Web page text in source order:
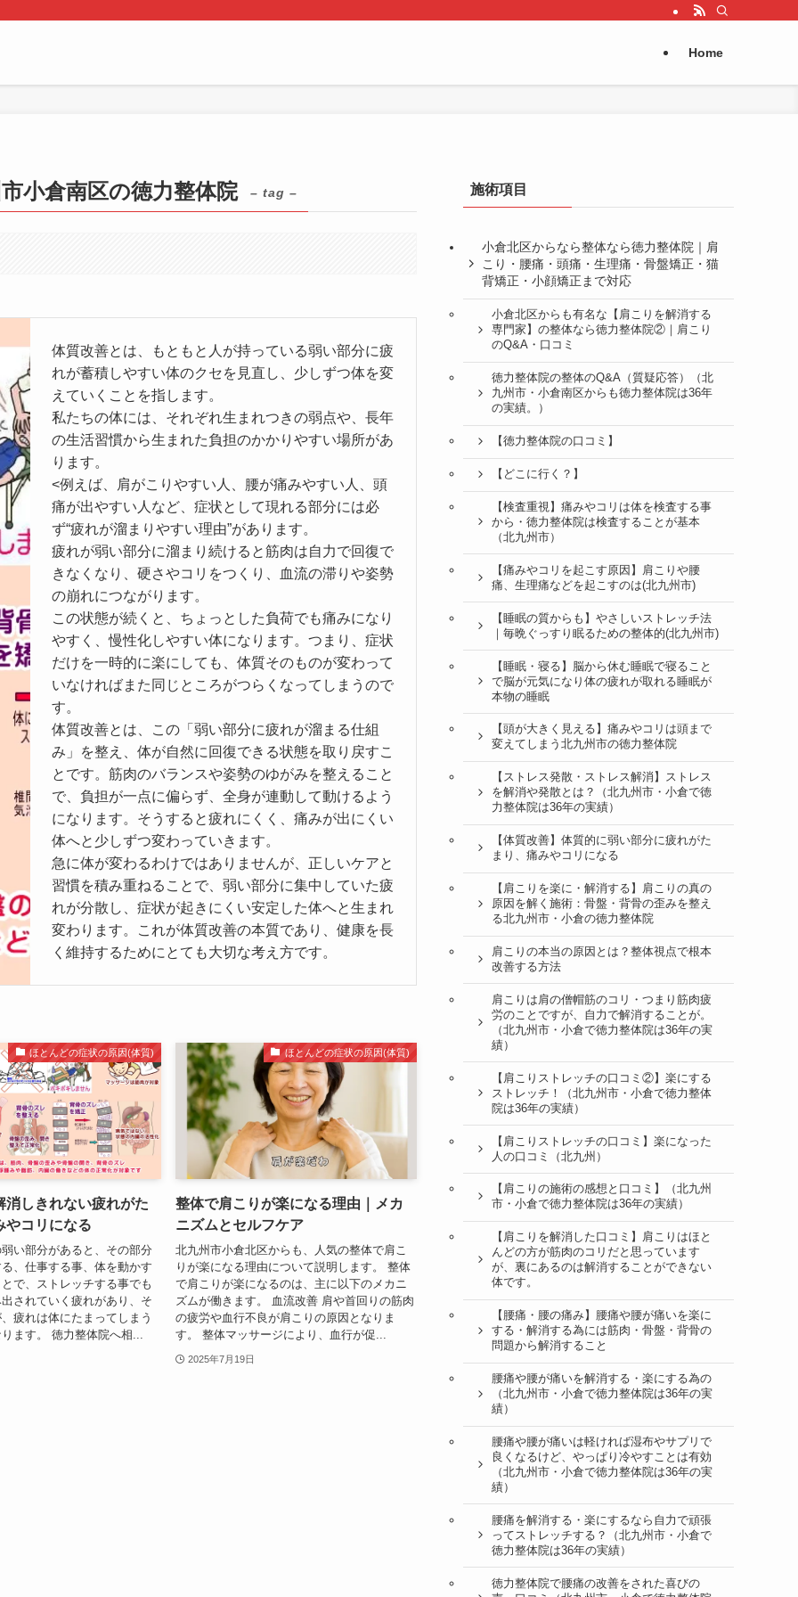
Home
小倉南区の徳力整体院 – tag –
体質改善とは、もともと人が持っている弱い部分に疲
れが蓄積しやすい体のクセを見直し、少しずつ体を変
えていくことを指します。
私たちの体には、それぞれ生まれつきの弱点や、長年
の生活習慣から生まれた負担のかかりやすい場所があ
ります。
<例えば、肩がこりやすい人、腰が痛みやすい人、頭
痛が出やすい人など、症状として現れる部分には必
ず“疲れが溜まりやすい理由”があります。
疲れが弱い部分に溜まり続けると筋肉は自力で回復で
きなくなり、硬さやコリをつくり、血流の滞りや姿勢
の崩れにつながります。
この状態が続くと、ちょっとした負荷でも痛みになり
やすく、慢性化しやすい体になります。つまり、症状
だけを一時的に楽にしても、体質そのものが変わって
いなければまた同じところがつらくなってしまうので
す。
体質改善とは、この「弱い部分に疲れが溜まる仕組
み」を整え、体が自然に回復できる状態を取り戻すこ
とです。筋肉のバランスや姿勢のゆがみを整えること
で、負担が一点に偏らず、全身が連動して動けるよう
になります。そうすると疲れにくく、痛みが出にくい
体へと少しずつ変わっていきます。
急に体が変わるわけではありませんが、正しいケアと
習慣を積み重ねることで、弱い部分に集中していた疲
れが分散し、症状が起きにくい安定した体へと生まれ
変わります。これが体質改善の本質であり、健康を長
く維持するためにとても大切な考え方です。
ほとんどの症状の原因(体質)
消しきれない疲れがた
やコリになる
い部分があると、その部分
、仕事する事、体を動かす
で、ストレッチする事でも
されていく疲れがあり、そ
疲れは体にたまってしまう
ます。 徳力整体院へ相...
ほとんどの症状の原因(体質)
整体で肩こりが楽になる理由｜メカ
ニズムとセルフケア
北九州市小倉北区からも、人気の整体で肩こ
りが楽になる理由について説明します。 整体
で肩こりが楽になるのは、主に以下のメカニ
ズムが働きます。 血流改善 肩や首回りの筋肉
の疲労や血行不良が肩こりの原因となりま
す。 整体マッサージにより、血行が促...
2025年7月19日
施術項目
小倉北区からなら整体なら徳力整体院｜肩
こり・腰痛・頭痛・生理痛・骨盤矯正・猫
背矯正・小顔矯正まで対応
小倉北区からも有名な【肩こりを解消する
専門家】の整体なら徳力整体院②｜肩こり
のQ&A・口コミ
徳力整体院の整体のQ&A（質疑応答）（北
九州市・小倉南区からも徳力整体院は36年
の実績。）
【徳力整体院の口コミ】
【どこに行く？】
【検査重視】痛みやコリは体を検査する事
から・徳力整体院は検査することが基本
（北九州市）
【痛みやコリを起こす原因】肩こりや腰
痛、生理痛などを起こすのは(北九州市)
【睡眠の質からも】やさしいストレッチ法
｜毎晩ぐっすり眠るための整体的(北九州市)
【睡眠・寝る】脳から休む睡眠で寝ること
で脳が元気になり体の疲れが取れる睡眠が
本物の睡眠
【頭が大きく見える】痛みやコリは頭まで
変えてしまう北九州市の徳力整体院
【ストレス発散・ストレス解消】ストレス
を解消や発散とは？（北九州市・小倉で徳
力整体院は36年の実績）
【体質改善】体質的に弱い部分に疲れがた
まり、痛みやコリになる
【肩こりを楽に・解消する】肩こりの真の
原因を解く施術：骨盤・背骨の歪みを整え
る北九州市・小倉の徳力整体院
肩こりの本当の原因とは？整体視点で根本
改善する方法
肩こりは肩の僧帽筋のコリ・つまり筋肉疲
労のことですが、自力で解消することが。
（北九州市・小倉で徳力整体院は36年の実
績）
【肩こりストレッチの口コミ②】楽にする
ストレッチ！（北九州市・小倉で徳力整体
院は36年の実績）
【肩こりストレッチの口コミ】楽になった
人の口コミ（北九州）
【肩こりの施術の感想と口コミ】（北九州
市・小倉で徳力整体院は36年の実績）
【肩こりを解消した口コミ】肩こりはほと
んどの方が筋肉のコリだと思っています
が、裏にあるのは解消することができない
体です。
【腰痛・腰の痛み】腰痛や腰が痛いを楽に
する・解消する為には筋肉・骨盤・背骨の
問題から解消すること
腰痛や腰が痛いを解消する・楽にする為の
（北九州市・小倉で徳力整体院は36年の実
績）
腰痛や腰が痛いは軽ければ湿布やサプリで
良くなるけど、やっぱり冷やすことは有効
（北九州市・小倉で徳力整体院は36年の実
績）
腰痛を解消する・楽にするなら自力で頑張
ってストレッチする？（北九州市・小倉で
徳力整体院は36年の実績）
徳力整体院で腰痛の改善をされた喜びの